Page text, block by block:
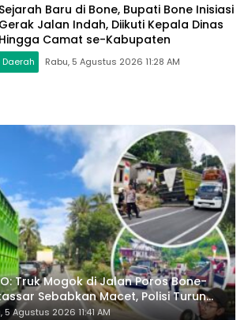
Sejarah Baru di Bone, Bupati Bone Inisiasi
Gerak Jalan Indah, Diikuti Kepala Dinas
Hingga Camat se-Kabupaten
Daerah Rabu, 5 Agustus 2026 11:28 AM
Truk Mogok di Jalan Poros Bone-
Sebabkan Macet, Polisi Turun
5 Agustus 2026 11:41 AM